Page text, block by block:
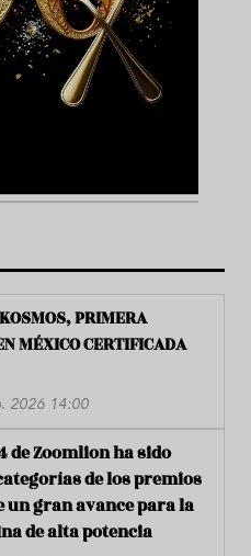
PRIMERA
MÉXICO CERTIFICADA
2026 14:00
de Zoomlion ha sido
de los premios
un gran avance para la
de alta potencia